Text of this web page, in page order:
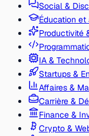
Social &
Éducation et
Productivité
IA &
Startups &
Affaires &
Carrière &
Finance &
Crypto &